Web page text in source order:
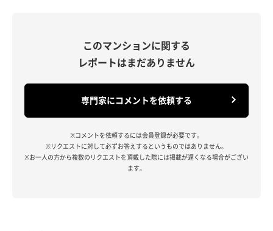
このマンションに関する
レポートはまだありません
専門家にコメントを依頼する
※コメントを依頼するには会員登録が必要です。
※リクエストに対して必ずお答えするというものではありません。
※お一人の方から複数のリクエストを頂戴した際には掲載が遅くなる場合がござい
ます。